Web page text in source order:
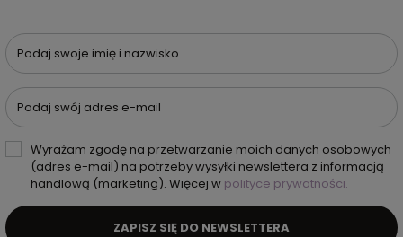
Podaj swoje imię i nazwisko
Podaj swój adres e-mail
Wyrażam zgodę na przetwarzanie moich danych osobowych
(adres e-mail) na potrzeby wysyłki newslettera z informacją
handlową (marketing). Więcej w polityce prywatności.
ZAPISZ SIĘ DO NEWSLETTERA